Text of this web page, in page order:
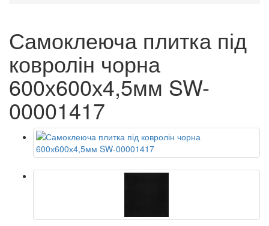
Самоклеюча плитка під
ковролін чорна
600х600х4,5мм SW-
00001417